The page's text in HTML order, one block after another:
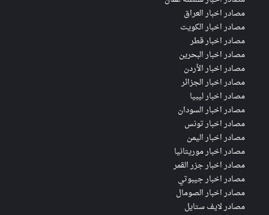
مصادر اخبار العراق
مصادر اخبار الكويت
مصادر اخبار قطر
مصادر اخبار البحرين
مصادر اخبار الأردن
مصادر اخبار الجزائر
مصادر اخبار ليبيا
مصادر اخبار السودان
مصادر اخبار تونس
مصادر اخبار اليمن
مصادر اخبار موريتانيا
مصادر اخبار جزر القمر
مصادر اخبار جيبوتي
مصادر اخبار الصومال
مصادر لايف ستايل